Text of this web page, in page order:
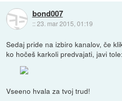
bond007
::23. mar 2015, 01:19
Sedaj pride na izbiro kanalov, če
ko hočeš karkoli predvajati, javi tole:
Vseeno hvala za tvoj trud!